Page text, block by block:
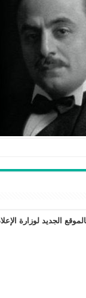
الجديد لوزارة